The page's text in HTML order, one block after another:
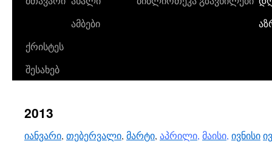
ამბები
ქრისტეს
შესახებ
2013
იანვარი, თებერვალი, მარტი, აპრილი, მაისი, ივნისი